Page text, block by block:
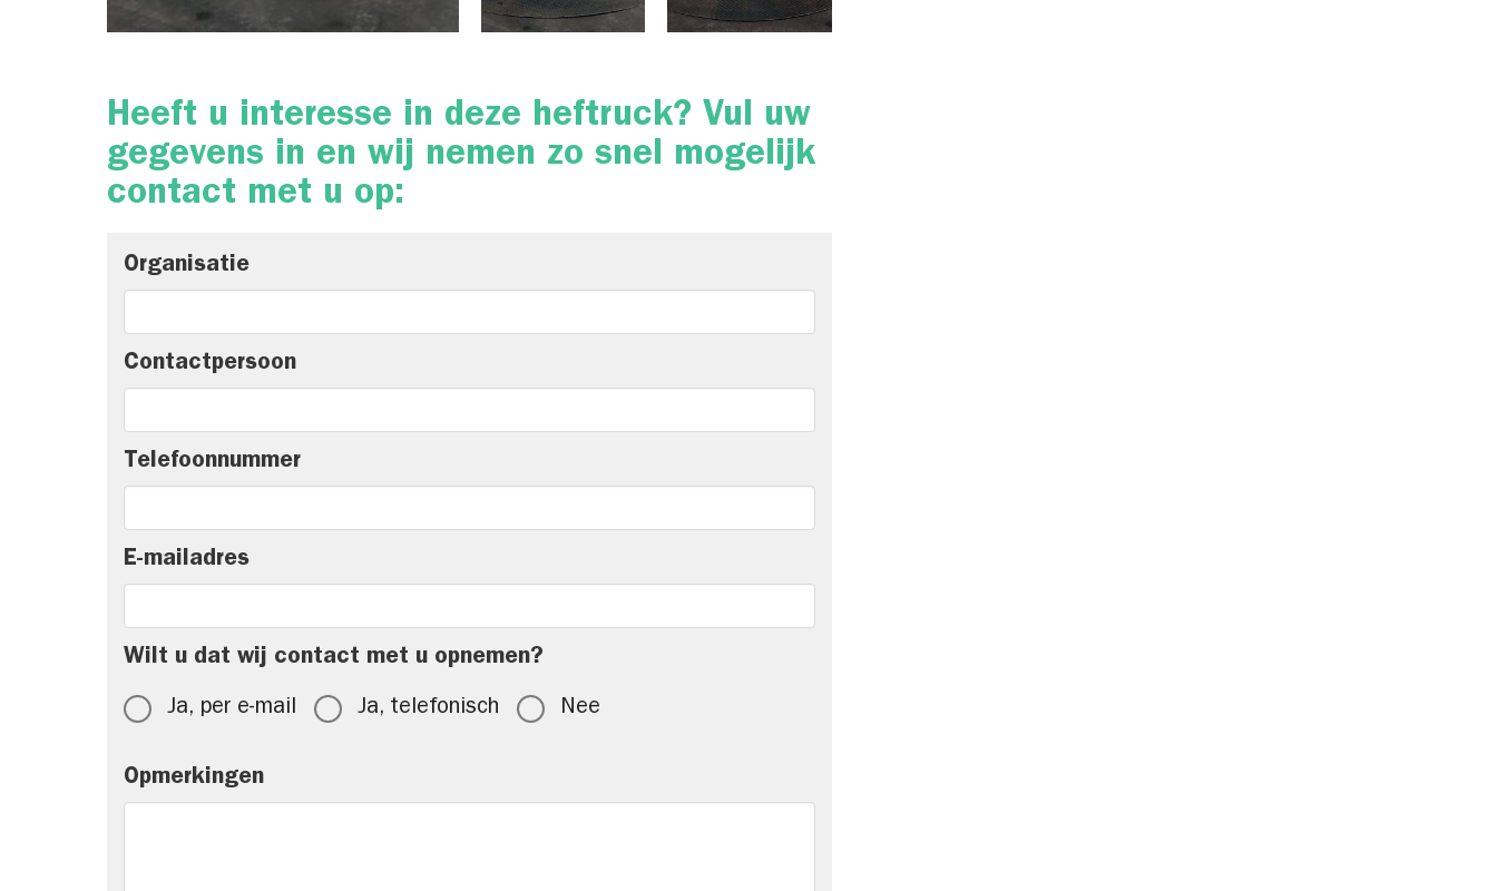
Heeft u interesse in deze heftruck? Vul uw
gegevens in en wij nemen zo snel mogelijk
contact met u op:
Organisatie
Contactpersoon
Telefoonnummer
E-mailadres
Wilt u dat wij contact met u opnemen?
Ja, per e-mail Ja, telefonisch Nee
Opmerkingen